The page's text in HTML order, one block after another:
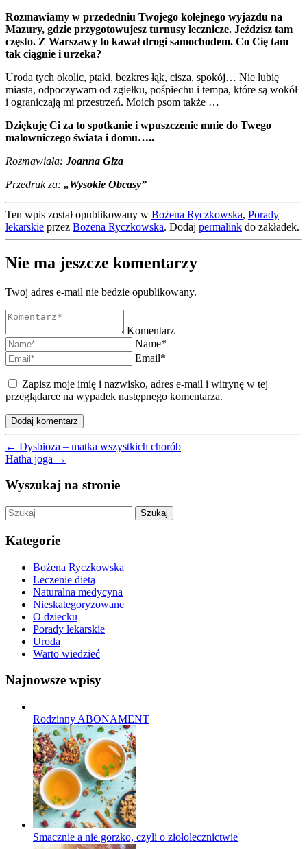
Rozmawiamy w przededniu Twojego kolejnego wyjazdu na
Mazury, gdzie przygotowujesz turnusy lecznicze. Jeździsz tam
często. Z Warszawy to kawał drogi samochodem. Co Cię tam
tak ciągnie i urzeka?
Uroda tych okolic, ptaki, bezkres łąk, cisza, spokój… Nie lubię
miasta, odpoczywam od zgiełku, pośpiechu i tempa, które są wokół
i ograniczają mi przestrzeń. Moich psom także …
Dziękuję Ci za to spotkanie i wpuszczenie mnie do Twego
malowniczego świata i domu…..
Rozmawiała: Joanna Giza
Przedruk za: „Wysokie Obcasy”
Ten wpis został opublikowany w Bożena Ryczkowska, Porady
lekarskie przez Bożena Ryczkowska. Dodaj permalink do zakładek.
Nie ma jeszcze komentarzy
Twoj adres e-mail nie bedzie opublikowany.
Komentarz
Name*
Email*
Zapisz moje imię i nazwisko, adres e-mail i witrynę w tej
przeglądarce na wypadek następnego komentarza.
← Dysbioza – matka wszystkich chorób
Hatha joga →
Wyszukaj na stronie
Szukaj
Kategorie
Bożena Ryczkowska
Leczenie dietą
Naturalna medycyna
Nieskategoryzowane
O dziecku
Porady lekarskie
Uroda
Warto wiedzieć
Najnowsze wpisy
Rodzinny ABONAMENT
Smacznie a nie gorzko, czyli o ziołolecznictwie